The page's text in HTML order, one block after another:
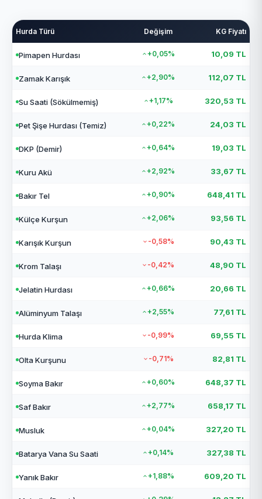
Hurda Türü Değişim KG Fiyatı
Pimapen Hurdası +0,05% 10,09 TL
Zamak Karışık +2,90% 112,07 TL
Su Saati (Sökülmemiş) +1,17% 320,53 TL
Pet Şişe Hurdası (Temiz) +0,22% 24,03 TL
DKP (Demir) +0,64% 19,03 TL
Kuru Akü +2,92% 33,67 TL
Bakır Tel +0,90% 648,41 TL
Külçe Kurşun +2,06% 93,56 TL
Karışık Kurşun -0,58% 90,43 TL
Krom Talaşı -0,42% 48,90 TL
Jelatin Hurdası +0,66% 20,66 TL
Alüminyum Talaşı +2,55% 77,61 TL
Hurda Klima -0,99% 69,55 TL
Olta Kurşunu -0,71% 82,81 TL
Soyma Bakır +0,60% 648,37 TL
Saf Bakır +2,77% 658,17 TL
Musluk +0,04% 327,20 TL
Batarya Vana Su Saati +0,14% 327,38 TL
Yanık Bakır +1,88% 609,20 TL